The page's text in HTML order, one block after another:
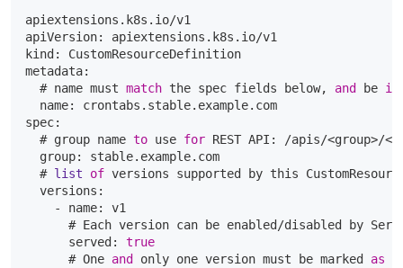
apiextensions.k8s.io/v1
apiVersion: apiextensions.k8s.io/v1
kind: CustomResourceDefinition
metadata:
  # name must
match the spec fields below, and be in
  name: crontabs.stable.example.com
spec:
  # group name
to use for REST API: /apis/<group>/
  group: stable.example.com
  #
list of versions supported by this
  versions:
    - name: v1
# Each version can be enabled/disabled by
      served:
true
      # One
and only one version must be marked as